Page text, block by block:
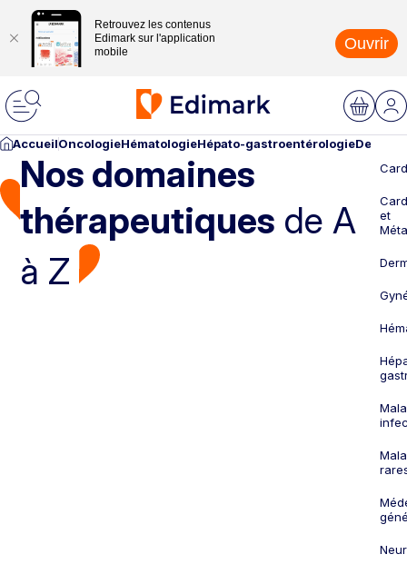
Retrouvez les contenus
Edimark sur l'application
mobile
Ouvrir
AccueilOncologieHématologieHépato-gastroentérologie
Nos domaines
thérapeutiques de A
à Z
et